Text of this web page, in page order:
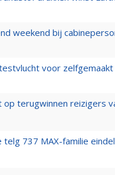
weekend bij
voor
op terugwinnen reizigers
telg 737 MAX-familie